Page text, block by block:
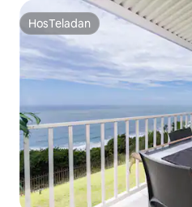
HosTeladan
HosTeladan